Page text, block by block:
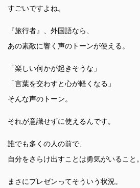
すごいですよね。
『旅行者』、外国語なら、
あの素敵に響く声のトーンが使える。
「楽しい何かが起きそうな」
「言葉を交わすと心が軽くなる」
そんな声のトーン。
それが意識せずに使えるんです。
誰でも多くの人の前で、
自分をさらけ出すことは勇気がいること。
まさにプレゼンってそういう状況。